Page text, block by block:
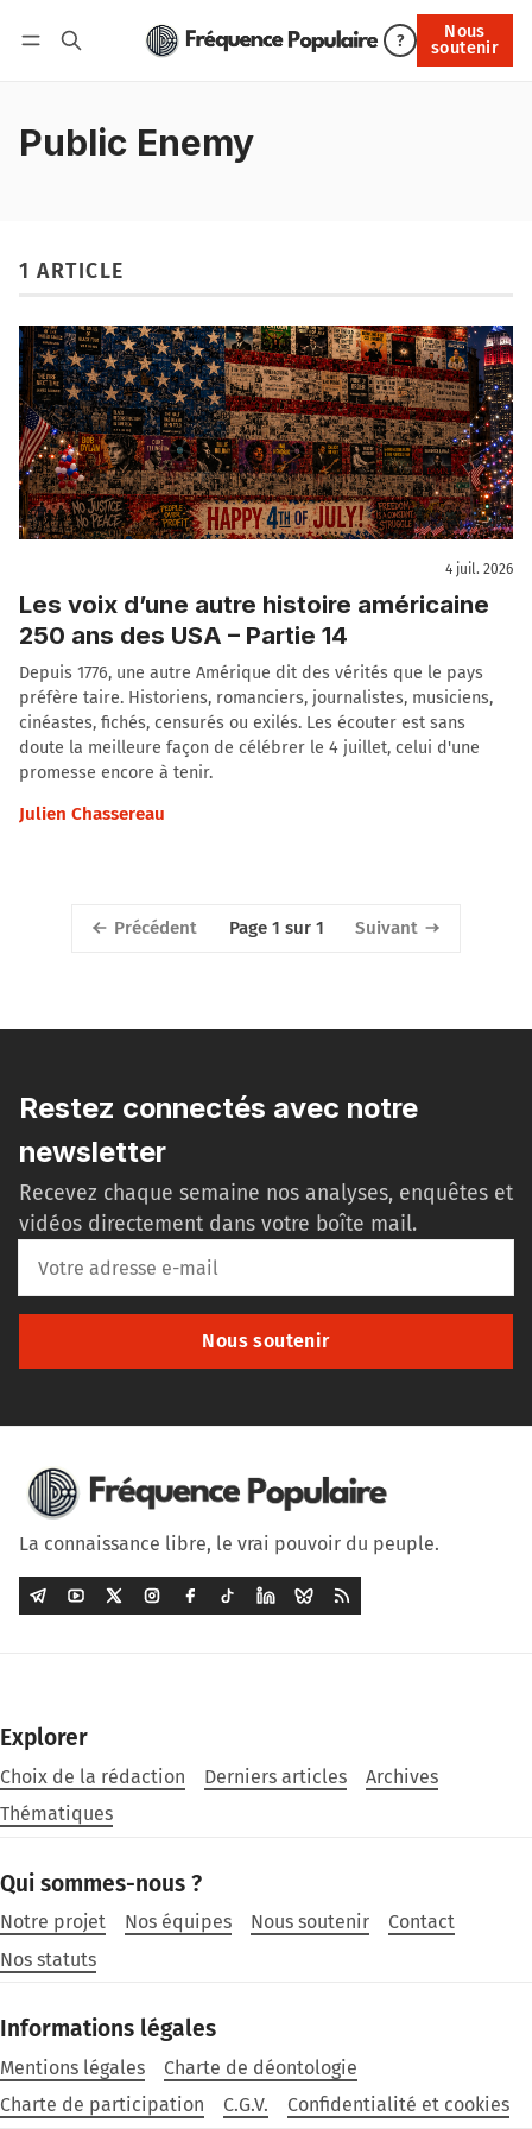
?
Nous
soutenir
Nous soutenir
Public Enemy
1 ARTICLE
4 juil. 2026
Les voix d’une autre histoire américaine
250 ans des USA – Partie 14
Depuis 1776, une autre Amérique dit des vérités que le pays
préfère taire. Historiens, romanciers, journalistes, musiciens,
cinéastes, fichés, censurés ou exilés. Les écouter est sans
doute la meilleure façon de célébrer le 4 juillet, celui d'une
promesse encore à tenir.
Julien Chassereau
Précédent Page 1 sur 1 Suivant
Restez connectés avec notre
newsletter
Recevez chaque semaine nos analyses, enquêtes et
vidéos directement dans votre boîte mail.
Nous soutenir
La connaissance libre, le vrai pouvoir du peuple.
Explorer
Choix de la rédaction Derniers articles
Archives
Thématiques
Qui sommes-nous ?
Notre projet Nos équipes Nous soutenir
Contact
Nos statuts
Informations légales
Mentions légales
Charte de déontologie
Charte de participation
C.G.V. Confidentialité et cookies